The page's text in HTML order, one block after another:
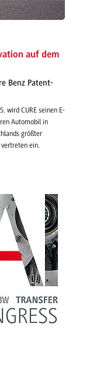
auf dem
Benz Patent-
wird CURE seinen E-
Automobil in
größter
vertreten ein.